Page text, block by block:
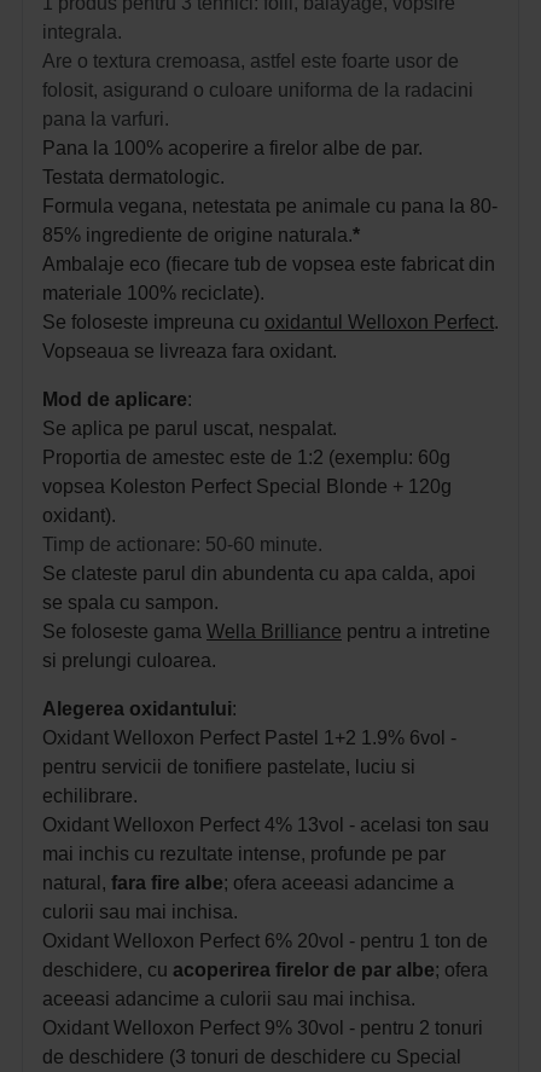
integrala.
Are o textura cremoasa, astfel este foarte usor de
folosit, asigurand o culoare uniforma de la radacini
pana la varfuri.
Pana la 100% acoperire a firelor albe de par.
Testata dermatologic.
Formula vegana, netestata pe animale cu pana la 80-
85% ingrediente de origine naturala.*
Ambalaje eco (fiecare tub de vopsea este fabricat din
materiale 100% reciclate).
Se foloseste impreuna cu oxidantul Welloxon Perfect.
Vopseaua se livreaza fara oxidant.
Mod de aplicare:
Se aplica pe parul uscat, nespalat.
Proportia de amestec este de 1:2 (exemplu: 60g
vopsea Koleston Perfect Special Blonde + 120g
oxidant).
Timp de actionare: 50-60 minute.
Se clateste parul din abundenta cu apa calda, apoi
se spala cu sampon.
Se foloseste gama Wella Brilliance pentru a intretine
si prelungi culoarea.
Alegerea oxidantului:
Oxidant Welloxon Perfect Pastel 1+2 1.9% 6vol -
pentru servicii de tonifiere pastelate, luciu si
echilibrare.
Oxidant Welloxon Perfect 4% 13vol - acelasi ton sau
mai inchis cu rezultate intense, profunde pe par
natural, fara fire albe; ofera aceeasi adancime a
culorii sau mai inchisa.
Oxidant Welloxon Perfect 6% 20vol - pentru 1 ton de
deschidere, cu acoperirea firelor de par albe; ofera
aceeasi adancime a culorii sau mai inchisa.
Oxidant Welloxon Perfect 9% 30vol - pentru 2 tonuri
de deschidere (3 tonuri de deschidere cu Special